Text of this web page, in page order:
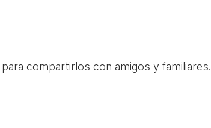
compartirlos con amigos y familiares.